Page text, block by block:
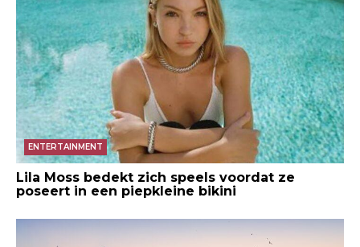
ENTERTAINMENT
Lila Moss bedekt zich speels voordat ze
poseert in een piepkleine bikini